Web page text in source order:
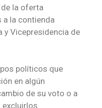
la oferta
la contienda
y Vicepresidencia de
políticos que
en algún
de su voto o a
excluirlos.